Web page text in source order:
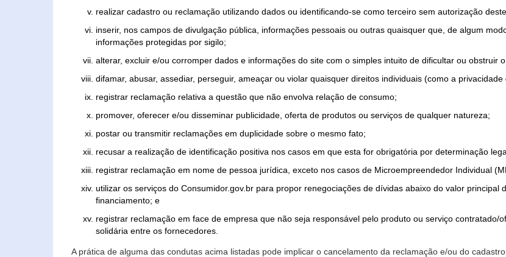
realizar cadastro ou reclamação utilizando dados ou identificando-se como terceiro sem autorização
inserir, nos campos de divulgação pública, informações pessoais ou outras quaisquer que, de algum
informações protegidas por sigilo;
alterar, excluir e/ou corromper dados e informações do site com o simples intuito de dificultar ou obstruir
difamar, abusar, assediar, perseguir, ameaçar ou violar quaisquer direitos individuais (como a
registrar reclamação relativa a questão que não envolva relação de consumo;
promover, oferecer e/ou disseminar publicidade, oferta de produtos ou serviços de qualquer natureza;
postar ou transmitir reclamações em duplicidade sobre o mesmo fato;
recusar a realização de identificação positiva nos casos em que esta for obrigatória por determinação
registrar reclamação em nome de pessoa jurídica, exceto nos casos de Microempreendedor Individual
utilizar os serviços do Consumidor.gov.br para propor renegociações de dívidas abaixo do valor
financiamento; e
registrar reclamação em face de empresa que não seja responsável pelo produto ou serviço contratado/
solidária entre os fornecedores.
A prática de alguma das condutas acima listadas pode implicar o cancelamento da reclamação e/ou do